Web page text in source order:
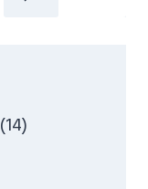
(14)